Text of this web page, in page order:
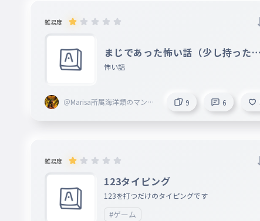
難易度
まじであった怖い話（少し持ったよ
）
怖い話
＠Marisa所属海洋類のマンボ
9 6
難易度
123タイピング
123を打つだけのタイピングです
#ゲーム